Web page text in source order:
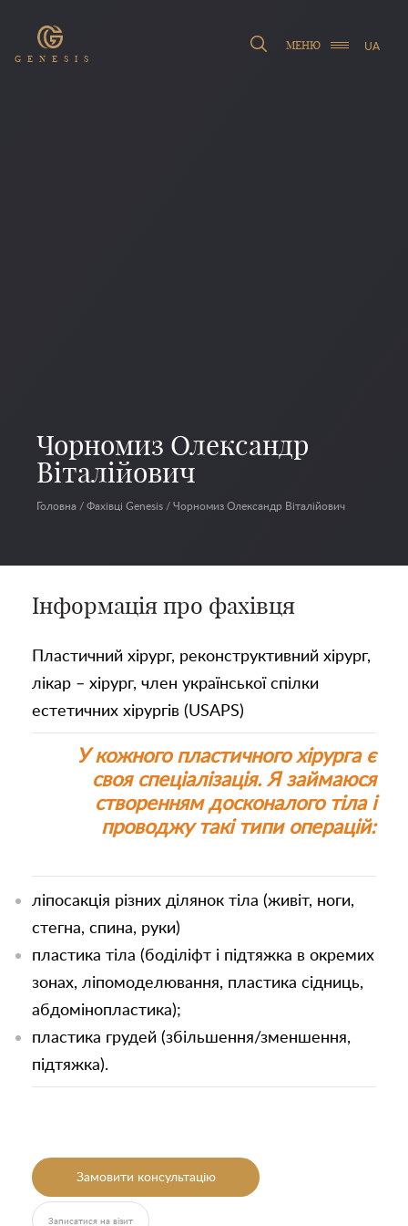
GENESIS
МЕНЮ UA
Чорномиз Олександр
Віталійович
Головна /Фахівці Genesis/Чорномиз Олександр Віталійович
Інформація про фахівця
Пластичний хірург, реконструктивний хірург,
лікар – хірург, член української спілки
естетичних хірургів (USAPS)
У кожного пластичного хірурга є
своя спеціалізація. Я займаюся
створенням досконалого тіла і
проводжу такі типи операцій:
ліпосакція різних ділянок тіла (живіт, ноги,
стегна, спина, руки)
пластика тіла (боділіфт і підтяжка в окремих
зонах, ліпомоделювання, пластика сідниць,
абдомінопластика);
пластика грудей (збільшення/зменшення,
підтяжка).
Замовити консультацію
Записатися на візит
Залишити
Ваше ім'я
контакти